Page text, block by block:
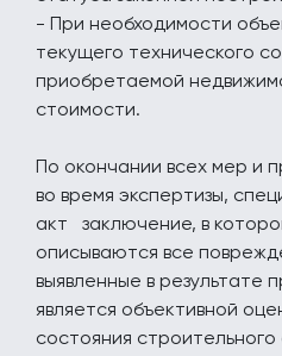
- При необходимости
текущего технического
приобретаемой
стоимости.
По окончании всех мер и
во время экспертизы,
акт заключение, в
описываются все
выявленные в результате
является объективной
состояния строительного